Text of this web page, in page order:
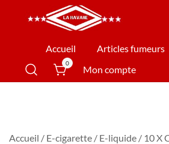
La Havane Nîmes
Accueil Articles fumeurs
0
Mon compte
Accueil / E-cigarette / E-liquide / 10 X